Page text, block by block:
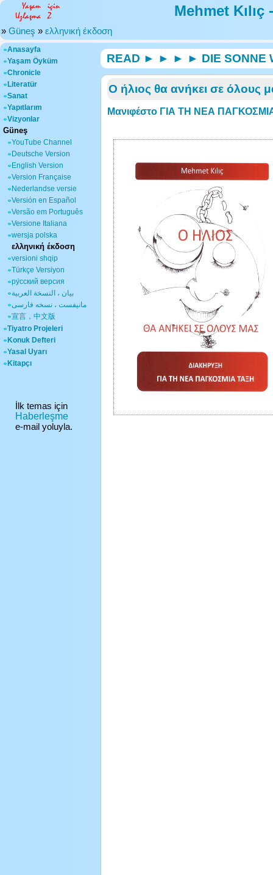
Mehmet
» Güneş » ελληνική έκδοση
Anasayfa
Yaşam Öyküm
Chronicle
Literatür
Sanat
Yapıtlarım
Vizyonlar
Güneş
YouTube Channel
Deutsche Version
English Version
Version Française
Nederlandse versie
Versión en Español
Versão em Português
Versione Italiana
wersja polska
ελληνική έκδοση
versioni shqip
Türkçe Versiyon
ру́сский версия
بيان ، النسخة العربية
مانیفست ، نسخه فارسی
宣言，中文版
Tiyatro Projeleri
Konuk Defteri
Yasal Uyarı
Kitapçı
İlk temas için
Haberleşme
e-mail yoluyla.
READ ► ► ► ► DIE SONNE
Ο ήλιος θα ανήκει σε όλους
Μανιφέστο ΓΙΑ ΤΗ ΝΕΑ ΠΑΓΚΟΣΜΙΑ